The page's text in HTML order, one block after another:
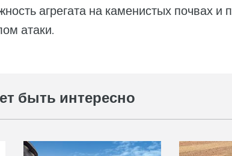
агрегата на каменистых почвах и
атаки.
быть интересно